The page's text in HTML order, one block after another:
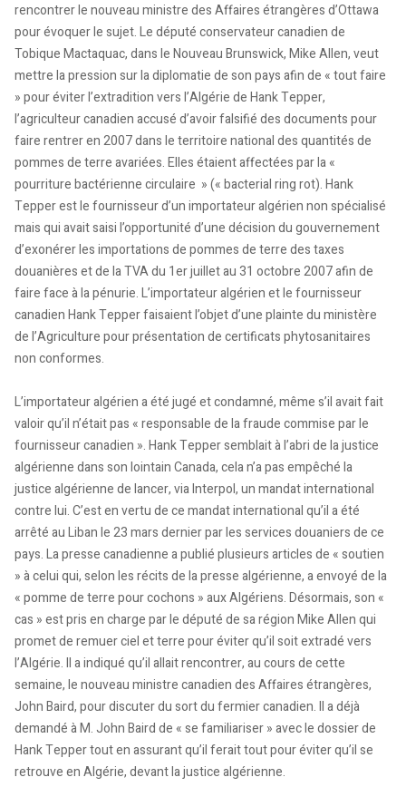
rencontrer le nouveau ministre des Affaires étrangères d’Ottawa
pour évoquer le sujet. Le député conservateur canadien de
Tobique Mactaquac, dans le Nouveau Brunswick, Mike Allen, veut
mettre la pression sur la diplomatie de son pays afin de « tout faire
» pour éviter l’extradition vers l’Algérie de Hank Tepper,
l’agriculteur canadien accusé d’avoir falsifié des documents pour
faire rentrer en 2007 dans le territoire national des quantités de
pommes de terre avariées. Elles étaient affectées par la «
pourriture bactérienne circulaire » (« bacterial ring rot). Hank
Tepper est le fournisseur d’un importateur algérien non spécialisé
mais qui avait saisi l’opportunité d’une décision du gouvernement
d’exonérer les importations de pommes de terre des taxes
douanières et de la TVA du 1er juillet au 31 octobre 2007 afin de
faire face à la pénurie. L’importateur algérien et le fournisseur
canadien Hank Tepper faisaient l’objet d’une plainte du ministère
de l’Agriculture pour présentation de certificats phytosanitaires
non conformes.
L’importateur algérien a été jugé et condamné, même s’il avait fait
valoir qu’il n’était pas « responsable de la fraude commise par le
fournisseur canadien ». Hank Tepper semblait à l’abri de la justice
algérienne dans son lointain Canada, cela n’a pas empêché la
justice algérienne de lancer, via Interpol, un mandat international
contre lui. C’est en vertu de ce mandat international qu’il a été
arrêté au Liban le 23 mars dernier par les services douaniers de ce
pays. La presse canadienne a publié plusieurs articles de « soutien
» à celui qui, selon les récits de la presse algérienne, a envoyé de la
« pomme de terre pour cochons » aux Algériens. Désormais, son «
cas » est pris en charge par le député de sa région Mike Allen qui
promet de remuer ciel et terre pour éviter qu’il soit extradé vers
l’Algérie. Il a indiqué qu’il allait rencontrer, au cours de cette
semaine, le nouveau ministre canadien des Affaires étrangères,
John Baird, pour discuter du sort du fermier canadien. Il a déjà
demandé à M. John Baird de « se familiariser » avec le dossier de
Hank Tepper tout en assurant qu’il ferait tout pour éviter qu’il se
retrouve en Algérie, devant la justice algérienne.